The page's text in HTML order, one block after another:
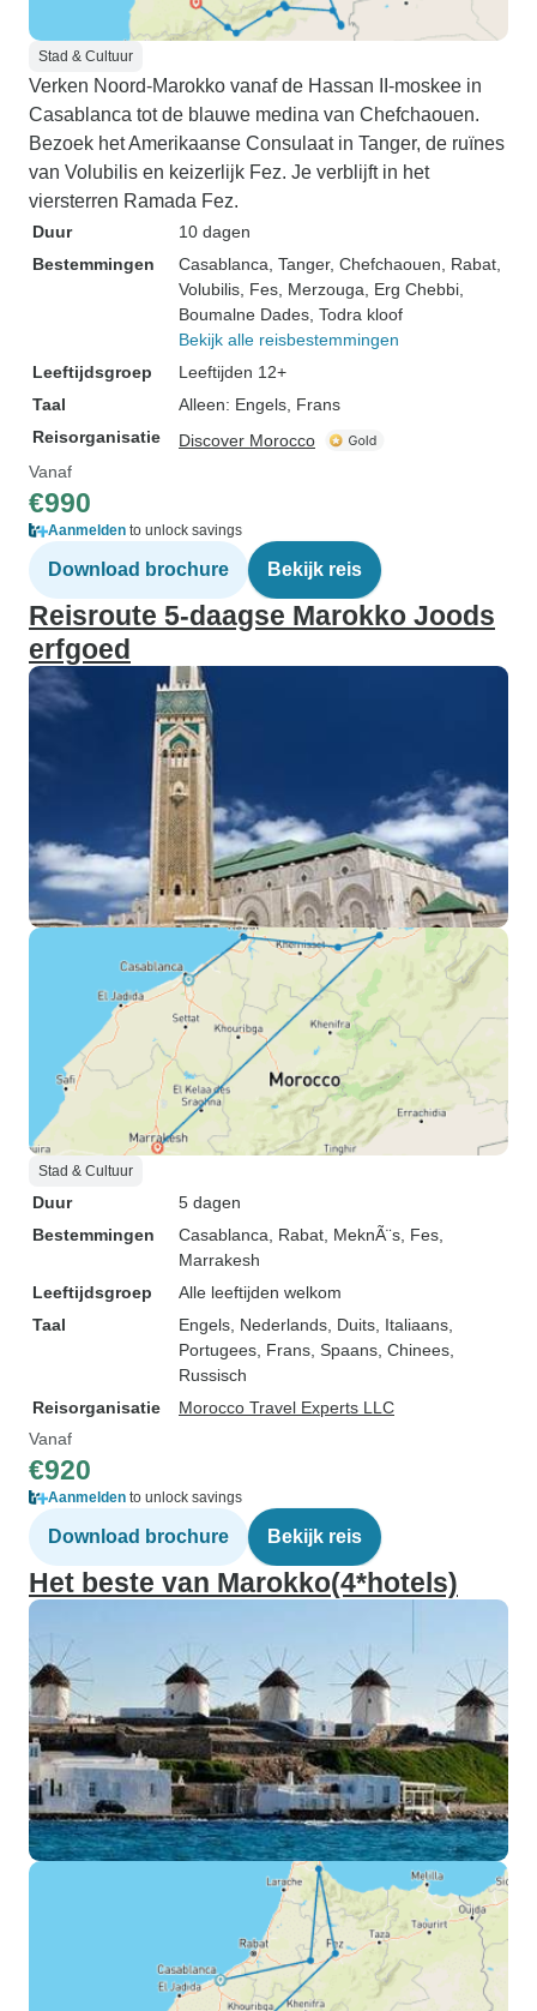
Stad & Cultuur
Verken Noord-Marokko vanaf de Hassan II-moskee in
Casablanca tot de blauwe medina van Chefchaouen.
Bezoek het Amerikaanse Consulaat in Tanger, de ruïnes
van Volubilis en keizerlijk Fez. Je verblijft in het
viersterren Ramada Fez.
Duur
10 dagen
Bestemmingen
Casablanca , Tanger, Chefchaouen , Rabat
Volubilis , Fes , Merzouga , Erg Chebbi
Boumalne Dades , Todra kloof
Bekijk alle reisbestemmingen
Leeftijdsgroep
Leeftijden 12+
Taal
Alleen: Engels, Frans
Reisorganisatie
Discover Morocco
Vanaf
€990
Aanmelden to unlock savings
Download brochure Bekijk reis
Reisroute 5-daagse Marokko Joods
erfgoed
Stad & Cultuur
Duur
5 dagen
Bestemmingen
Casablanca , Rabat , MeknÃ¨s , Fes
Marrakesh
Leeftijdsgroep
Alle leeftijden welkom
Taal
Engels, Nederlands, Duits, Italiaans,
Portugees, Frans, Spaans, Chinees,
Russisch
Reisorganisatie
Morocco Travel Experts LLC
Vanaf
€920
Aanmelden to unlock savings
Download brochure Bekijk reis
Het beste van Marokko(4*hotels)